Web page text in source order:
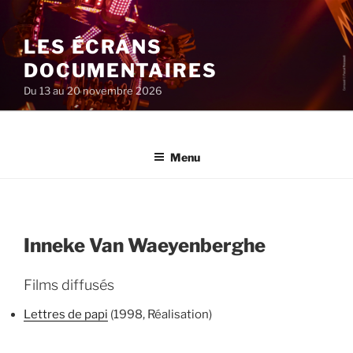
au
contenu
principal
LES ÉCRANS
DOCUMENTAIRES
Du 13 au 20 novembre 2026
Menu
Inneke Van Waeyenberghe
Films diffusés
Lettres de papi (1998, Réalisation)